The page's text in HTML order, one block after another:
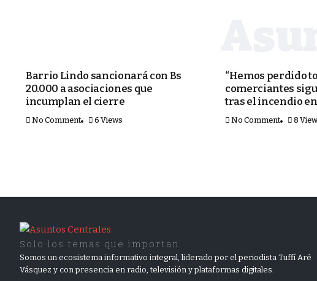
Barrio Lindo sancionará con Bs
20.000 a asociaciones que
incumplan el cierre
No Comment 6 Views
“Hemos perdido
comerciantes
tras el incendio
No Comment 8
Solo los temas que importan
Somos un ecosistema informativo integral, liderado por el periodista Tuffí Aré
Vásquez y con presencia en radio, televisión y plataformas digitales.